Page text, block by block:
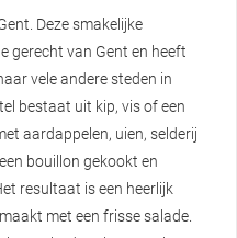
Deze smakelijke
gerecht van Gent en heeft
vele andere steden in
bestaat uit kip, vis of een
aardappelen, uien, selderij
bouillon gekookt en
resultaat is een heerlijk
met een frisse salade.